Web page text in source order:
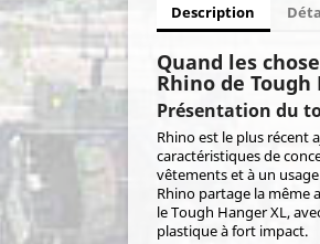
Description
Quand les
Rhino de Tough
Présentation du
Rhino est le plus récent
caractéristiques de
vêtements et à un
Rhino partage la même
le Tough Hanger XL,
plastique à fort impact.